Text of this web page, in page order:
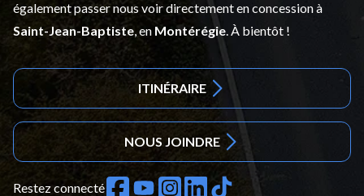
également passer nous voir directement en concession à
Saint-Jean-Baptiste , en Montérégie . À bientôt !
ITINÉRAIRE
NOUS JOINDRE
Restez connecté